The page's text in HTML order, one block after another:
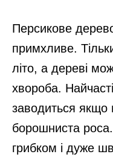
Персикове
примхливе.
літо, а дереві
хвороба.
заводиться якщо
борошниста
грибком і дуже